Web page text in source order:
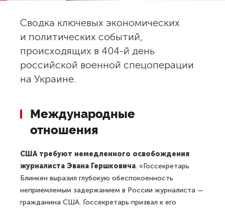
Сводка ключевых экономических
и политических событий,
происходящих в 404-й день
российской военной спецоперации
на Украине.
Международные
отношения
США требуют немедленного освобождения
журналиста Эвана Гершковича. «Госсекретарь
Блинкен выразил глубокую обеспокоенность
неприемлемым задержанием в России журналиста —
гражданина США. Госсекретарь призвал к его